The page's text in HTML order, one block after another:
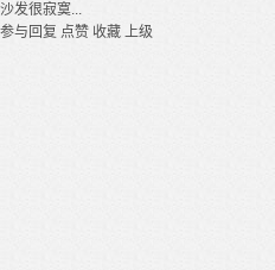
沙发很寂寞...
参与回复 点赞 收藏 上级